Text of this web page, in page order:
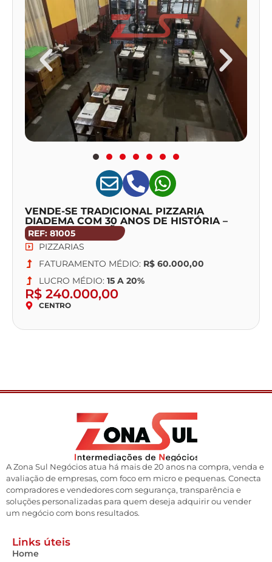
VENDE-SE TRADICIONAL PIZZARIA
DIADEMA COM 30 ANOS DE HISTÓRIA –
DELIVERY E SALÃO COM 80 LUGARES
REF: 81005
PIZZARIAS
FATURAMENTO MÉDIO: R$ 60.000,00
LUCRO MÉDIO: 15 A 20%
R$ 240.000,00
CENTRO
A Zona Sul Negócios atua há mais de 20 anos na compra, venda e
avaliação de empresas, com foco em micro e pequenas. Conecta
compradores e vendedores com segurança, transparência e
soluções personalizadas para quem deseja adquirir ou vender
um negócio com bons resultados.
Links úteis
Home